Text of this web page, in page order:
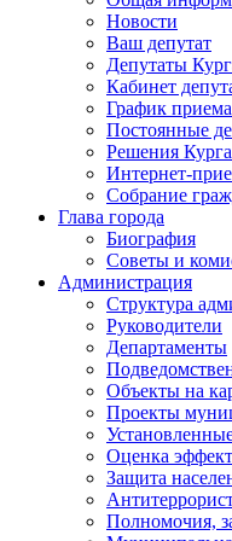
Новости
Ваш депутат
Депутаты
Кабинет
График
Постоянные
Решения
Интернет-
Собрание
Глава города
Биография
Советы и
Администрация
Структура
Руководители
Департаменты
Объекты на
Проекты
Оценка
Защита
Полномочия,